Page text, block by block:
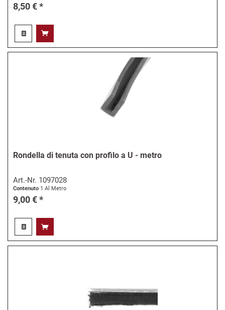
8,50 € *
Rondella di tenuta con profilo a U - metro
Art.-Nr. 1097028
Contenuto 1 Al Metro
9,00 € *